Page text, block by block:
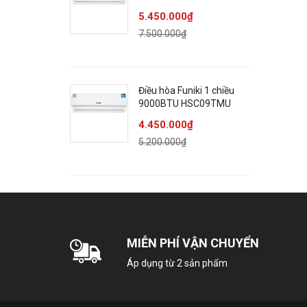
5.450.000₫
7.500.000₫
Điều hòa Funiki 1 chiều
9000BTU HSC09TMU
4.450.000₫
5.200.000₫
MIỄN PHÍ VẬN CHUYỂN
Áp dụng từ 2 sản phẩm